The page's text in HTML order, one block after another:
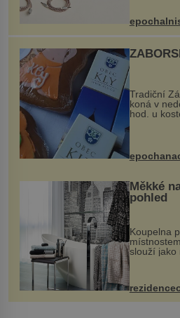
kovový...
Tradiční
koná v
hod. u
Kly u
Měkké
pohled
Koupelna
slouží jako
odpočinek.
ručníky,
proutku...